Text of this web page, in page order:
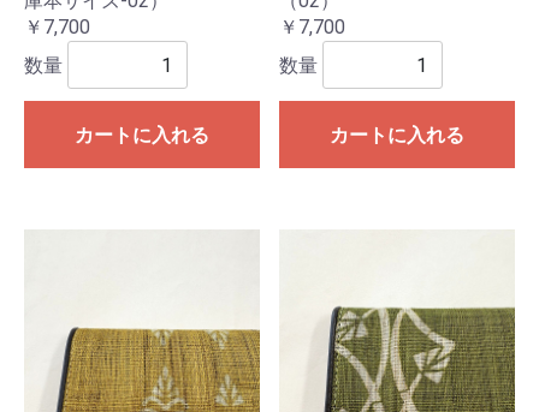
￥7,700
数量
カートに入れる
￥7,700
数量
カートに入れる